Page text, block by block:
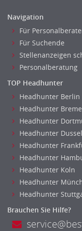
Controlling
Finanzbuchhaltung,
Konzernbuchhaltung
Finanzen Leitung,
Finanzen
Steuern
Treasury
Wirtschaftsprüfung
Arbeitssicherheit
Montage
Beauty, Wellness
Navigation
Für
Für Suchende
Stellenanzeigen
Personalberatung
TOP Headhunter
Headhunter Berlin
Headhunter
Headhunter
Headhunter
Headhunter
Headhunter
Headhunter Koln
Headhunter
Headhunter
Brauchen Sie Hilfe?